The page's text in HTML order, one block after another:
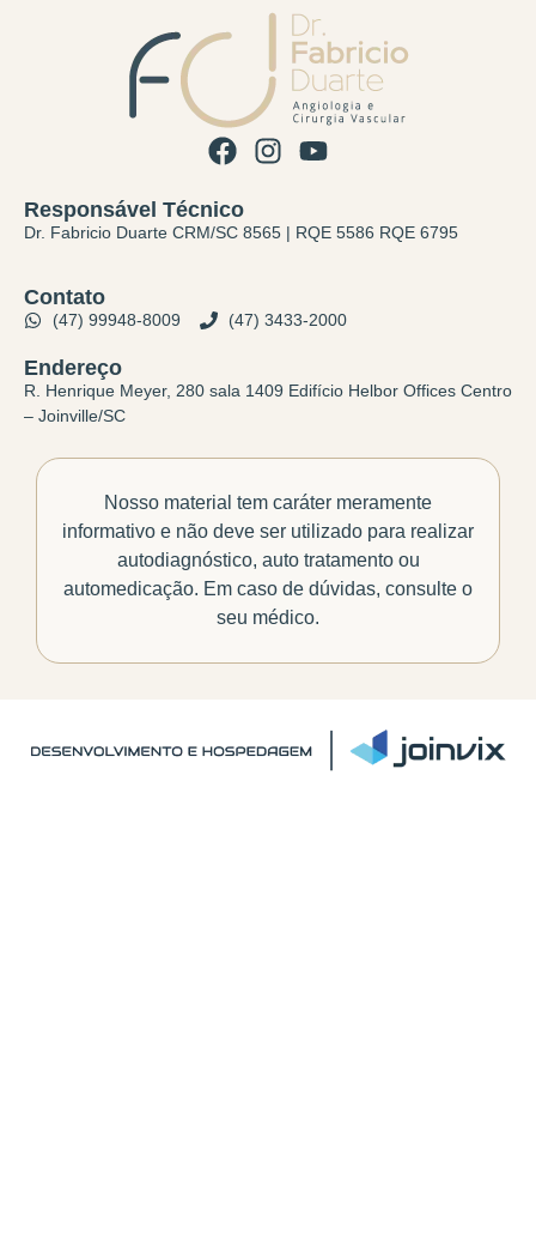
Responsável Técnico
Dr. Fabricio Duarte CRM/SC 8565 | RQE 5586 RQE 6795
Contato
(47) 99948-8009 (47) 3433-2000
Endereço
R. Henrique Meyer, 280 sala 1409 Edifício Helbor Offices Centro
– Joinville/SC
Nosso material tem caráter meramente
informativo e não deve ser utilizado para realizar
autodiagnóstico, auto tratamento ou
automedicação. Em caso de dúvidas, consulte o
seu médico.